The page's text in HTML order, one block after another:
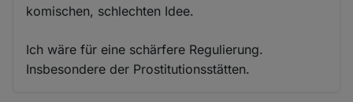
komischen, schlechten Idee.
Ich wäre für eine schärfere Regulierung.
Insbesondere der Prostitutionsstätten.